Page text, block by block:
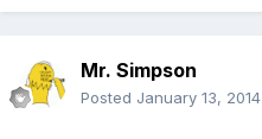
Mr. Simpson
Posted January 13, 2014